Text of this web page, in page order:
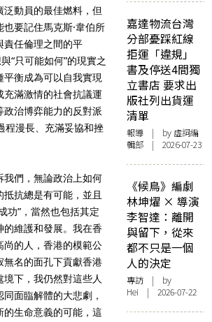
動員的最佳燃料，但
要記住馬克斯·韋伯所
責任倫理之間的平
“只可能如何”的現實之
衡成為可以自我實現
充滿激情的社會抗議運
治博弈能力的反對派
漫長、充滿妥協和挫
我們，無論政治上如何
抗總是有可能，並且
功”，當然也包括其定
的維護和發展。我在香
尚的人，香港的模範公
無名的面孔下貢獻香港
下，我仍然對這些人
面臨解體的大悲劇，
生命意義的可能，這
嘉達物流台灣
分部憂踩紅線
拒運「違規」
書及停送4間獨
立書店 要求出
版社列出貨運
清單
報導 | by 虛詞編
輯部 | 2026-07-23
《候鳥》編劇
林坤燿 × 導演
李智達：離開
與留下，從來
都不只是一個
人的決定
專訪 | by
Hei | 2026-07-22